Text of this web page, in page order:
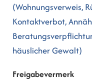
(Wohnungsverweis,
Kontaktverbot,
häuslicher Gewalt)
Freigabevermerk